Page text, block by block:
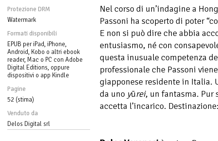
Protezione DRM
Watermark
Formati disponibili
EPUB per iPad, iPhone,
Android, Kobo o altri ebook
reader, Mac o PC con Adobe
Digital Editions, oppure
dispositivi o app Kindle
Pagine
52 (stima)
Venduto da
Delos Digital srl
Nel corso di un’indagine a
Passoni ha scoperto di poter
E non si può dire che abbia
entusiasmo, né con
questa inusuale competenza
professionale che Passoni
giapponese residente in Italia.
da uno yūrei, un fantasma. Pur
accetta l’incarico.